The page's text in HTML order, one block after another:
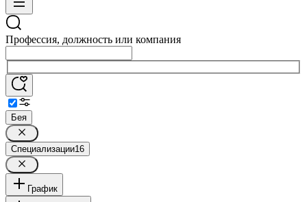
Профессия, должность или компания
Бея
Специализации16
График